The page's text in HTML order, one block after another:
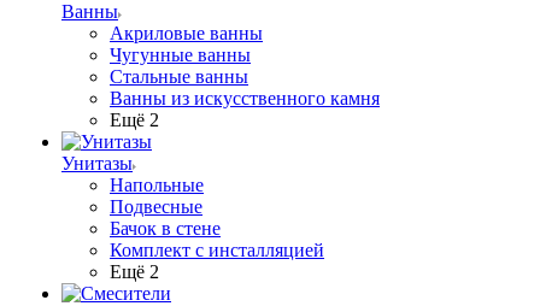
Ванны
Акриловые ванны
Чугунные ванны
Стальные ванны
Ванны из искусственного камня
Ещё 2
Унитазы
Напольные
Подвесные
Бачок в стене
Комплект с инсталляцией
Ещё 2